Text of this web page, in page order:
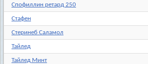
Спофиллин ретард 250
Стафен
Стеринеб Саламол
Тайлед
Тайлед Минт